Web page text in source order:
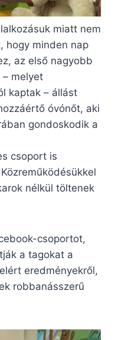
miatt nem
hogy minden nap
az első nagyobb
melyet
kaptak – állást
óvónőt, aki
gondoskodik a
csoport is
nélkül töltenek
csoportot,
a tagokat a
eredményekről,
robbanásszerű